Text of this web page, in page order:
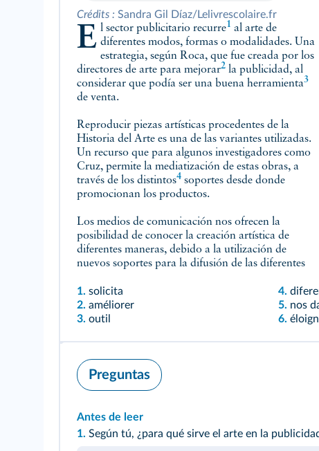
Crédits : Sandra Gil Díaz/Lelivrescolaire.fr
El sector publicitario recurre1 al arte de
diferentes modos, formas o modalidades. Una
estrategia, según Roca, que fue creada por los
directores de arte para mejorar2 la publicidad, al
considerar que podía ser una buena herramienta3
de venta.
Reproducir piezas artísticas procedentes de la
Historia del Arte es una de las variantes utilizadas.
Un recurso que para algunos investigadores como
Cruz, permite la mediatización de estas obras, a
través de los distintos4 soportes desde donde
promocionan los productos.
Los medios de comunicación nos ofrecen la
posibilidad de conocer la creación artística de
diferentes maneras, debido a la utilización de
nuevos soportes para la difusión de las diferentes
1. solicita
2. améliorer
3. outil
4.
5. nos
6.
Preguntas
Antes de leer
1. Según tú, ¿para qué sirve el arte en la